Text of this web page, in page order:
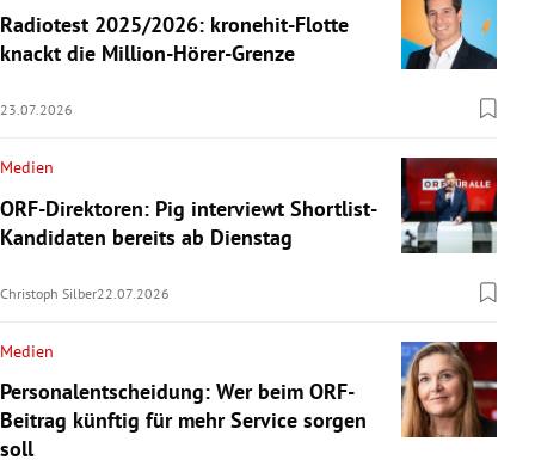
Radiotest 2025/2026: kronehit-Flotte
knackt die Million-Hörer-Grenze
23.07.2026
Medien
ORF-Direktoren: Pig interviewt Shortlist-
Kandidaten bereits ab Dienstag
Christoph Silber22.07.2026
Medien
Personalentscheidung: Wer beim ORF-
Beitrag künftig für mehr Service sorgen
soll